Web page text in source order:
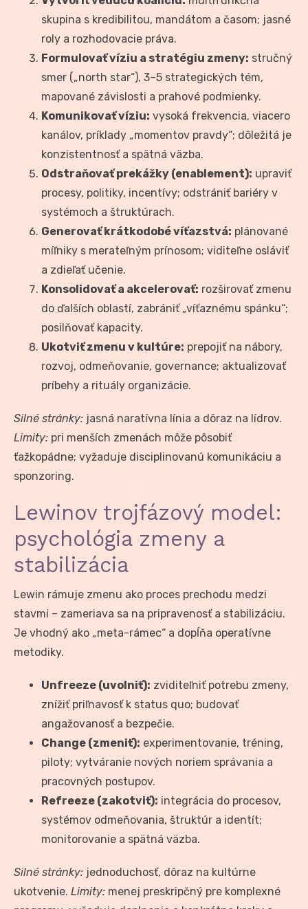
skupina s kredibilitou, mandátom a časom; jasné
roly a rozhodovacie práva.
Formulovať víziu a stratégiu zmeny: stručný
smer („north star“), 3–5 strategických tém,
mapované závislosti a prahové podmienky.
Komunikovať víziu: vysoká frekvencia, viacero
kanálov, príklady „momentov pravdy“; dôležitá je
konzistentnosť a spätná väzba.
Odstraňovať prekážky (enablement): upraviť
procesy, politiky, incentívy; odstrániť bariéry v
systémoch a štruktúrach.
Generovať krátkodobé víťazstvá: plánované
míľniky s merateľným prínosom; viditeľne osláviť
a zdieľať učenie.
Konsolidovať a akcelerovať: rozširovať zmenu
do ďalších oblastí, zabrániť „víťaznému spánku“;
posilňovať kapacity.
Ukotviť zmenu v kultúre: prepojiť na nábory,
rozvoj, odmeňovanie, governance; aktualizovať
príbehy a rituály organizácie.
Silné stránky: jasná naratívna línia a dôraz na lídrov.
Limity: pri menších zmenách môže pôsobiť
ťažkopádne; vyžaduje disciplinovanú komunikáciu a
sponzoring.
Lewinov trojfázový model:
psychológia zmeny a
stabilizácia
Lewin rámuje zmenu ako proces prechodu medzi
stavmi – zameriava sa na pripravenosť a stabilizáciu.
Je vhodný ako „meta-rámec“ a dopĺňa operatívne
metodiky.
Unfreeze (uvolniť): zviditeľniť potrebu zmeny,
znížiť priľnavosť k status quo; budovať
angažovanosť a bezpečie.
Change (zmeniť): experimentovanie, tréning,
piloty; vytváranie nových noriem správania a
pracovných postupov.
Refreeze (zakotviť): integrácia do procesov,
systémov odmeňovania, štruktúr a identít;
monitorovanie a spätná väzba.
Silné stránky: jednoduchosť, dôraz na kultúrne
ukotvenie. Limity: menej preskripčný pre komplexné